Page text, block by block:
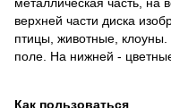
верхней части диска
птицы, животные,
поле. На нижней -
Как пользоваться